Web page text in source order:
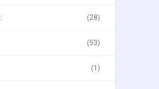
(28)
(53)
(1)